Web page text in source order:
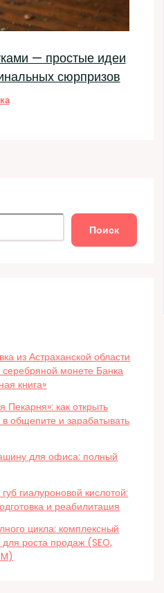
— простые идеи
сюрпризов
Поиск
из Астраханской области
монете Банка
книга»
как открыть
общепите и зарабатывать
для офиса: полный
гиалуроновой кислотой:
и реабилитация
цикла: комплексный
для роста продаж (SEO,